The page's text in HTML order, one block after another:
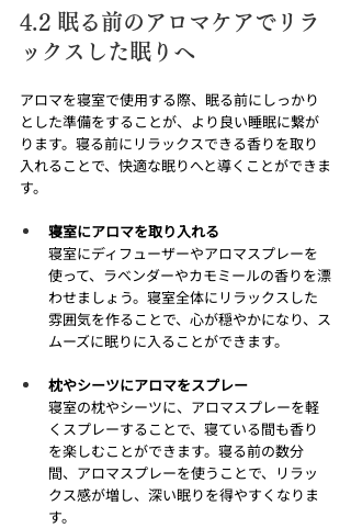
4.2 眠る前のアロマケアでリラ
ックスした眠りへ
アロマを寝室で使用する際、眠る前にしっかり
とした準備をすることが、より良い睡眠に繋が
ります。寝る前にリラックスできる香りを取り
入れることで、快適な眠りへと導くことができま
す。
寝室にアロマを取り入れる
寝室にディフューザーやアロマスプレーを
使って、ラベンダーやカモミールの香りを漂
わせましょう。寝室全体にリラックスした
雰囲気を作ることで、心が穏やかになり、ス
ムーズに眠りに入ることができます。
枕やシーツにアロマをスプレー
寝室の枕やシーツに、アロマスプレーを軽
くスプレーすることで、寝ている間も香り
を楽しむことができます。寝る前の数分
間、アロマスプレーを使うことで、リラッ
クス感が増し、深い眠りを得やすくなりま
す。